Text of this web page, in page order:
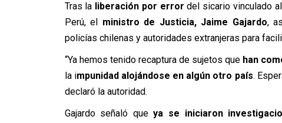
Tras la liberación por error del sicario vinculado
Perú, el ministro de Justicia, Jaime Gajardo,
policías chilenas y autoridades extranjeras para
“Ya hemos tenido recaptura de sujetos que han
la impunidad alojándose en algún otro país.
declaró la autoridad.
Gajardo señaló queya se iniciaron